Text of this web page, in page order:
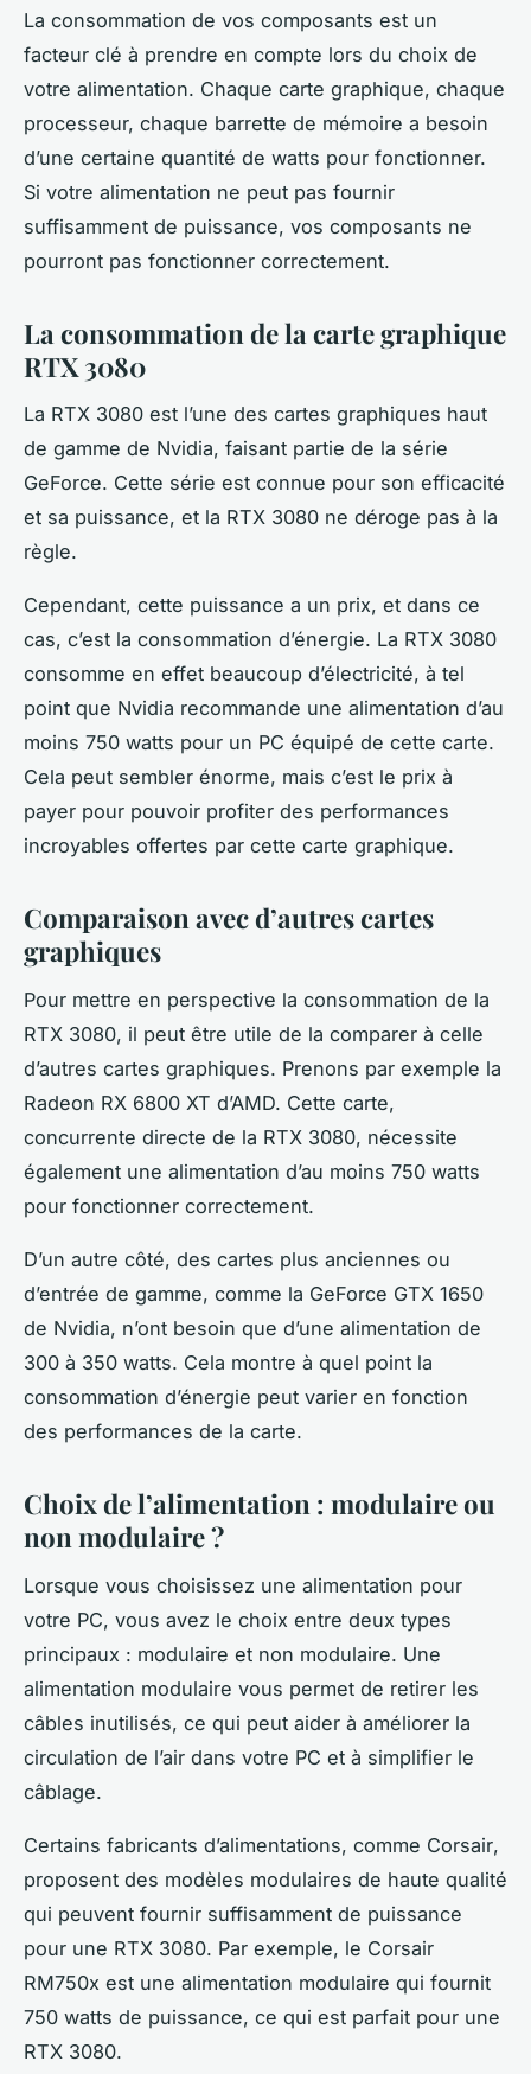
La consommation de vos composants est un
facteur clé à prendre en compte lors du choix de
votre alimentation. Chaque carte graphique, chaque
processeur, chaque barrette de mémoire a besoin
d’une certaine quantité de watts pour fonctionner.
Si votre alimentation ne peut pas fournir
suffisamment de puissance, vos composants ne
pourront pas fonctionner correctement.
La consommation de la carte graphique
RTX 3080
La RTX 3080 est l’une des cartes graphiques haut
de gamme de Nvidia, faisant partie de la série
GeForce. Cette série est connue pour son efficacité
et sa puissance, et la RTX 3080 ne déroge pas à la
règle.
Cependant, cette puissance a un prix, et dans ce
cas, c’est la consommation d’énergie. La RTX 3080
consomme en effet beaucoup d’électricité, à tel
point que Nvidia recommande une alimentation d’au
moins 750 watts pour un PC équipé de cette carte.
Cela peut sembler énorme, mais c’est le prix à
payer pour pouvoir profiter des performances
incroyables offertes par cette carte graphique.
Comparaison avec d’autres cartes
graphiques
Pour mettre en perspective la consommation de la
RTX 3080, il peut être utile de la comparer à celle
d’autres cartes graphiques. Prenons par exemple la
Radeon RX 6800 XT d’AMD. Cette carte,
concurrente directe de la RTX 3080, nécessite
également une alimentation d’au moins 750 watts
pour fonctionner correctement.
D’un autre côté, des cartes plus anciennes ou
d’entrée de gamme, comme la GeForce GTX 1650
de Nvidia, n’ont besoin que d’une alimentation de
300 à 350 watts. Cela montre à quel point la
consommation d’énergie peut varier en fonction
des performances de la carte.
Choix de l’alimentation : modulaire ou
non modulaire ?
Lorsque vous choisissez une alimentation pour
votre PC, vous avez le choix entre deux types
principaux : modulaire et non modulaire. Une
alimentation modulaire vous permet de retirer les
câbles inutilisés, ce qui peut aider à améliorer la
circulation de l’air dans votre PC et à simplifier le
câblage.
Certains fabricants d’alimentations, comme Corsair,
proposent des modèles modulaires de haute qualité
qui peuvent fournir suffisamment de puissance
pour une RTX 3080. Par exemple, le Corsair
RM750x est une alimentation modulaire qui fournit
750 watts de puissance, ce qui est parfait pour une
RTX 3080.